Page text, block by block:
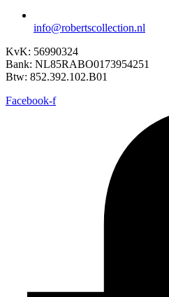
info@robertscollection.nl
KvK: 56990324
Bank: NL85RABO0173954251
Btw: 852.392.102.B01
Facebook-f